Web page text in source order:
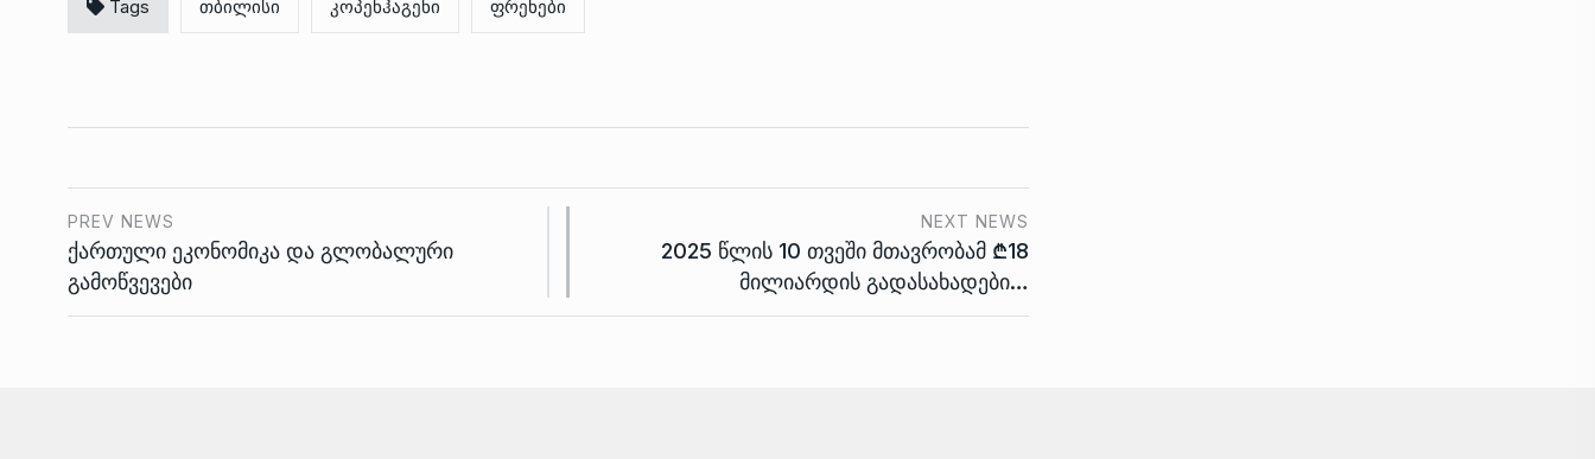
Tags თბილისი კოპენჰაგენი ფრენები
PREV NEWS
ქართული ეკონომიკა და გლობალური
გამოწვევები
NEXT NEWS
2025 წლის 10 თვეში მთავრობამ ₾18
მილიარდის გადასახადები…